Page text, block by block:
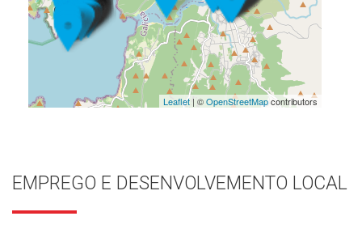
Leaflet| ©OpenStreetMapcontributors
EMPREGO E DESENVOLVEMENTO LOCAL